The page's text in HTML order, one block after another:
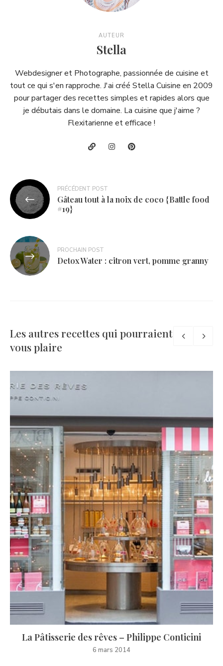
AUTEUR
Stella
Webdesigner et Photographe, passionnée de cuisine et
tout ce qui s'en rapproche. J'ai créé Stella Cuisine en 2009
pour partager des recettes simples et rapides alors que
je débutais dans le domaine. La cuisine que j'aime ?
Flexitarienne et efficace !
Navigation
de
l’article
PRÉCÉDENT POST
Gâteau tout à la noix de coco {Battle food
#19}
PROCHAIN POST
Detox Water : citron vert, pomme granny
Les autres recettes qui pourraient
vous plaire
La Pâtisserie des rêves – Philippe Conticini
6 mars 2014